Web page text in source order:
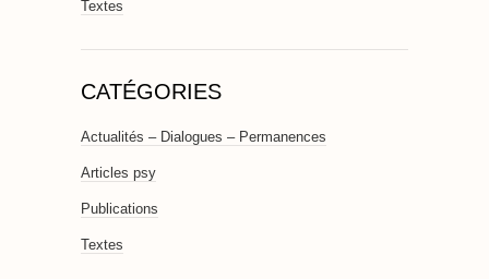
Textes
CATÉGORIES
Actualités – Dialogues – Permanences
Articles psy
Publications
Textes